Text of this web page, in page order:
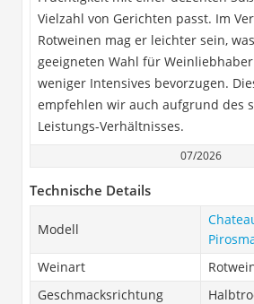
Vielzahl von Gerichten passt. Im
Rotweinen mag er leichter sein,
geeigneten Wahl für
weniger Intensives bevorzugen.
empfehlen wir auch aufgrund des
Leistungs-Verhältnisses.
07/2026
Technische Details
Modell
Weinart
Geschmacksrichtung